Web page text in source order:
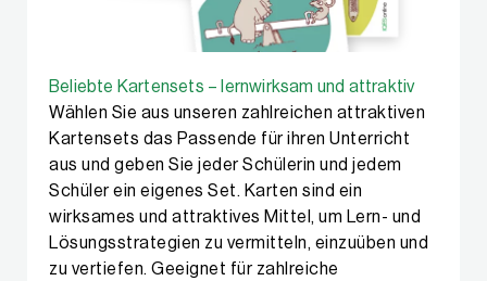
Beliebte Kartensets – lernwirksam und attraktiv
Wählen Sie aus unseren zahlreichen attraktiven
Kartensets das Passende für ihren Unterricht
aus und geben Sie jeder Schülerin und jedem
Schüler ein eigenes Set. Karten sind ein
wirksames und attraktives Mittel, um Lern- und
Lösungsstrategien zu vermitteln, einzuüben und
zu vertiefen. Geeignet für zahlreiche